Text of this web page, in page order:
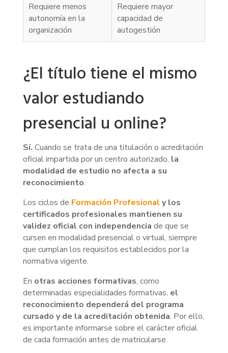
Requiere menos
autonomía en la
organización
Requiere mayor
capacidad de
autogestión
¿El título tiene el mismo
valor estudiando
presencial u online?
Sí. Cuando se trata de una titulación o acreditación
oficial impartida por un centro autorizado, la
modalidad de estudio no afecta a su
reconocimiento.
Los ciclos de Formación Profesional y los
certificados profesionales mantienen su
validez oficial con independencia de que se
cursen en modalidad presencial o virtual, siempre
que cumplan los requisitos establecidos por la
normativa vigente.
En otras acciones formativas, como
determinadas especialidades formativas, el
reconocimiento dependerá del programa
cursado y de la acreditación obtenida. Por ello,
es importante informarse sobre el carácter oficial
de cada formación antes de matricularse.